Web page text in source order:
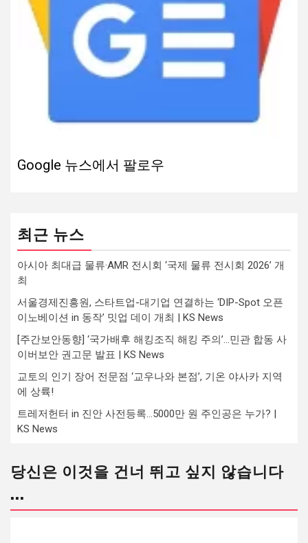
Google 뉴스에서 팔로우
최근 뉴스
아시아 최대급 물류·AMR 전시회 ‘국제 물류 전시회 2026’ 개
최
서울경제진흥원, 스타트업-대기업 연결하는 ‘DIP-Spot 오픈
이노베이션 in 동작’ 밋업 데이 개최 | KS News
[주간보안동향] ‘국가배후 해킹조직 해킹 주의’…민관 합동 사
이버보안 권고문 발표 | KS News
교토의 인기 장어 전문점 ‘교우나와 본점’, 기온 야사카 지역
에 상륙!
트레저헌터 in 진안 사전등록…5000만 원 주인공은 누가? |
KS News
당신은 이것을 건너 뛰고 싶지 않습니다
...